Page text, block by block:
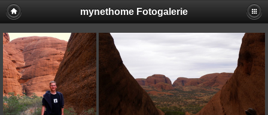
mynethome Fotogalerie